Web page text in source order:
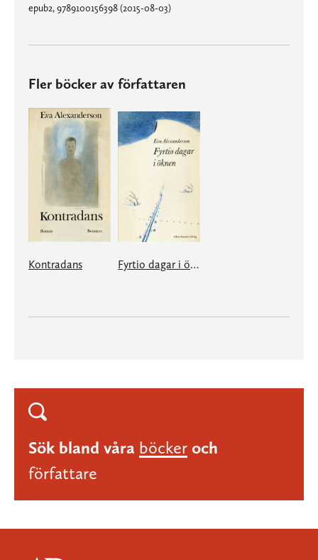
epub2, 9789100156398 (2015-08-03)
Fler böcker av författaren
Kontradans Fyrtio dagar i öknen
Sök bland våra böcker och
författare